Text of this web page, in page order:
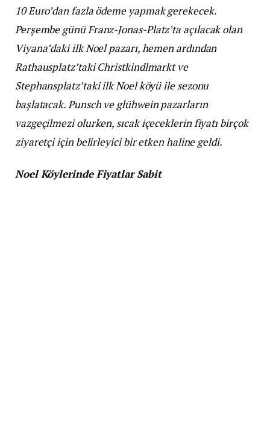
10 Euro’dan fazla ödeme yapmak gerekecek.
Perşembe günü Franz-Jonas-Platz’ta açılacak olan
Viyana’daki ilk Noel pazarı, hemen ardından
Rathausplatz’taki Christkindlmarkt ve
Stephansplatz’taki ilk Noel köyü ile sezonu
başlatacak. Punsch ve glühwein pazarların
vazgeçilmezi olurken, sıcak içeceklerin fiyatı birçok
ziyaretçi için belirleyici bir etken haline geldi.
Noel Köylerinde Fiyatlar Sabit